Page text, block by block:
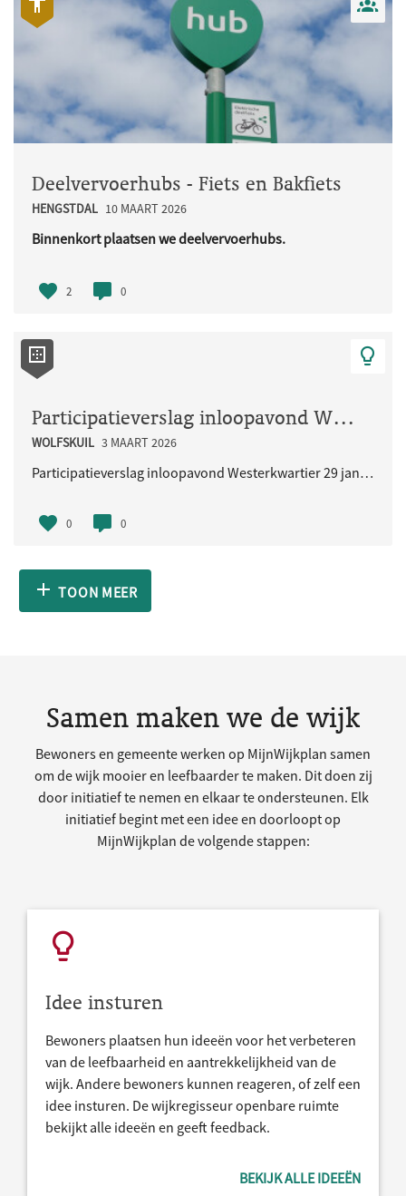
Deelvervoerhubs - Fiets en Bakfiets
HENGSTDAL 10 MAART 2026
Binnenkort plaatsen we deelvervoerhubs.
2 0
Participatieverslag inloopavond Westerkwartier 29 januari 2026
WOLFSKUIL 3 MAART 2026
Participatieverslag inloopavond Westerkwartier 29 januari 2026
0 0
TOON MEER
Samen maken we de wijk
Bewoners en gemeente werken op MijnWijkplan samen
om de wijk mooier en leefbaarder te maken. Dit doen zij
door initiatief te nemen en elkaar te ondersteunen. Elk
initiatief begint met een idee en doorloopt op
MijnWijkplan de volgende stappen:
Idee insturen
Bewoners plaatsen hun ideeën voor het verbeteren
van de leefbaarheid en aantrekkelijkheid van de
wijk. Andere bewoners kunnen reageren, of zelf een
idee insturen. De wijkregisseur openbare ruimte
bekijkt alle ideeën en geeft feedback.
BEKIJK ALLE IDEEËN